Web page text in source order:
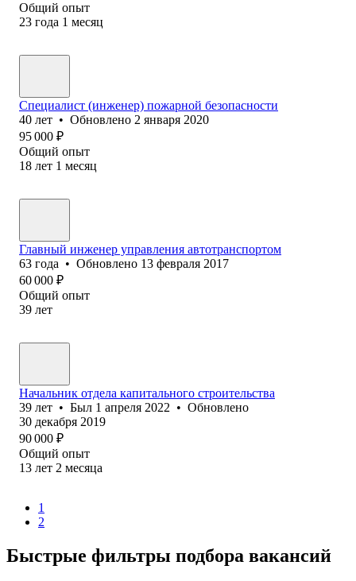
Общий опыт
23 года 1 месяц
Специалист (инженер) пожарной безопасности
40 лет • Обновлено 2 января 2020
95 000 ₽
Общий опыт
18 лет 1 месяц
Главный инженер управления автотранспортом
63 года • Обновлено 13 февраля 2017
60 000 ₽
Общий опыт
39 лет
Начальник отдела капитального строительства
39 лет • Был 1 апреля 2022 • Обновлено
30 декабря 2019
90 000 ₽
Общий опыт
13 лет 2 месяца
1
2
Быстрые фильтры подбора вакансий